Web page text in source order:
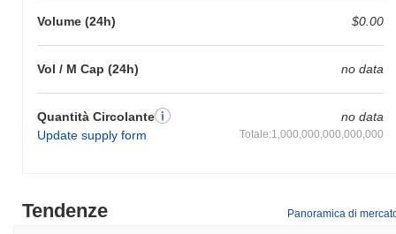
Volume (24h) $0.00
Vol / M Cap (24h) no data
Quantità Circolante
Update supply form
no data
Totale:1,000,000,000,000,000
Tendenze Panoramica di